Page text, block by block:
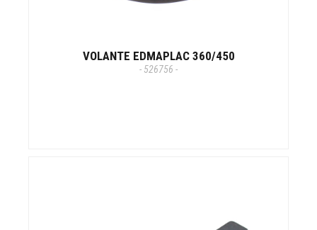
VOLANTE EDMAPLAC 360/450
- 526756 -